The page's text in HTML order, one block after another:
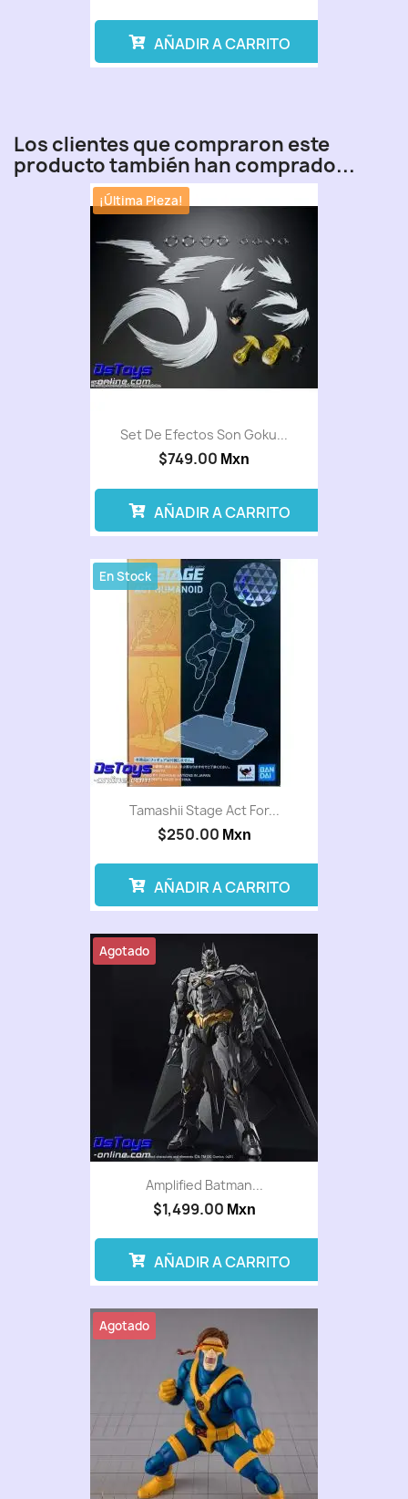
AÑADIR A CARRITO
Los clientes que compraron este
producto también han comprado...
Set De Efectos Son Goku...
$749.00 Mxn
¡Última Pieza!
AÑADIR A CARRITO
Tamashii Stage Act For...
$250.00 Mxn
En Stock
AÑADIR A CARRITO
Amplified Batman...
$1,499.00 Mxn
Agotado
AÑADIR A CARRITO
Agotado